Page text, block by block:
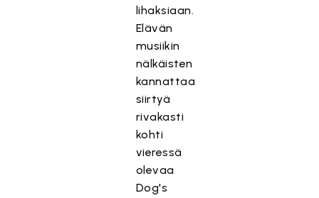
lihaksiaan.
Elävän
musiikin
nälkäisten
kannattaa
siirtyä
rivakasti
kohti
vieressä
olevaa
Dog's